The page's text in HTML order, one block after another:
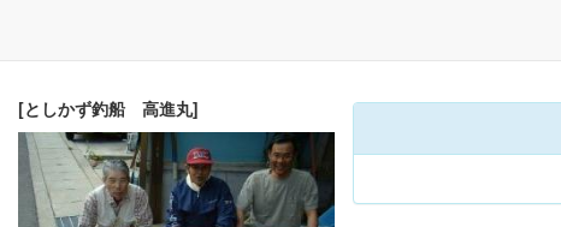
[としかず釣船 高進丸]